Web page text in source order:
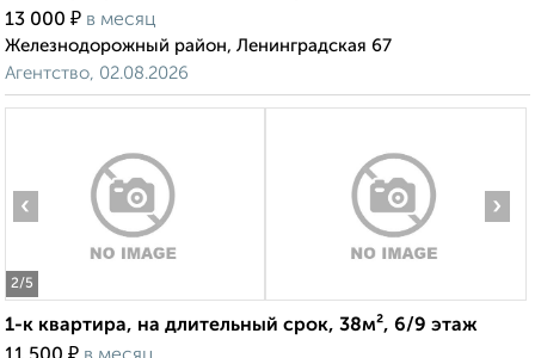
13 000 ₽ в месяц
Железнодорожный район, Ленинградская 67
Агентство, 02.08.2026
2/5
‹ ›
1-к квартира, на длительный срок, 38м², 6/9 этаж